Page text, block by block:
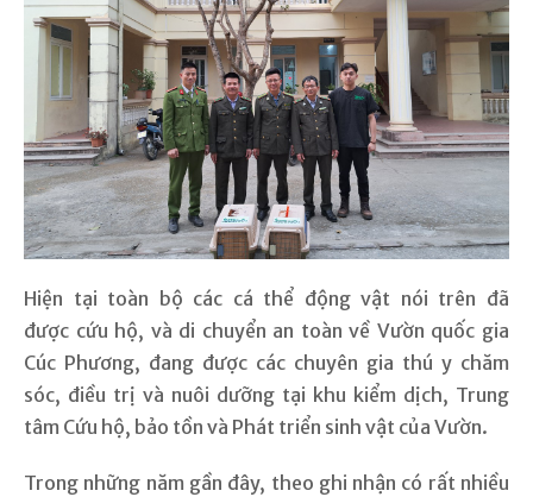
Hiện tại toàn bộ các cá thể động vật nói trên đã
được cứu hộ, và di chuyển an toàn về Vườn quốc gia
Cúc Phương, đang được các chuyên gia thú y chăm
sóc, điều trị và nuôi dưỡng tại khu kiểm dịch, Trung
tâm Cứu hộ, bảo tồn và Phát triển sinh vật của Vườn.
Trong những năm gần đây, theo ghi nhận có rất nhiều